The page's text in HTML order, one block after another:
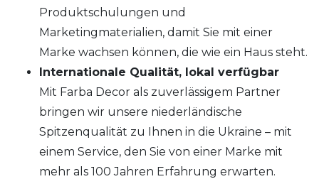
Produktschulungen und
Marketingmaterialien, damit Sie mit einer
Marke wachsen können, die wie ein Haus steht.
Internationale Qualität, lokal verfügbar
Mit Farba Decor als zuverlässigem Partner
bringen wir unsere niederländische
Spitzenqualität zu Ihnen in die Ukraine – mit
einem Service, den Sie von einer Marke mit
mehr als 100 Jahren Erfahrung erwarten.